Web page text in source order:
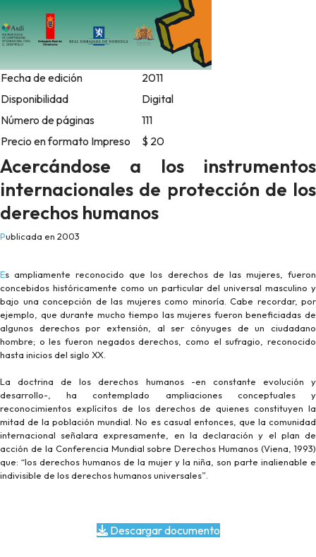
Fecha de edición
2011
Disponibilidad
Digital
Número de páginas
111
Precio en formato Impreso
$ 20
Acercándose a los instrumentos
internacionales de protección de los
derechos humanos
Publicada en 2003
Es ampliamente reconocido que los derechos de las mujeres, fueron
concebidos históricamente como un particular del universal masculino y
bajo una concepción de las mujeres como minoría. Cabe recordar, por
ejemplo, que durante mucho tiempo las mujeres fueron beneficiadas de
algunos derechos por extensión, al ser cónyuges de un ciudadano
hombre; o les fueron negados derechos, como el sufragio, reconocido
hasta inicios del siglo XX.
La doctrina de los derechos humanos -en constante evolución y
desarrollo-, ha contemplado ampliaciones conceptuales y
reconocimientos explícitos de los derechos de quienes constituyen la
mitad de la población mundial. No es casual entonces, que la comunidad
internacional señalara expresamente, en la declaración y el plan de
acción de la Conferencia Mundial sobre Derechos Humanos (Viena, 1993)
que: “los derechos humanos de la mujer y la niña, son parte inalienable e
indivisible de los derechos humanos universales”.
Descargar documento